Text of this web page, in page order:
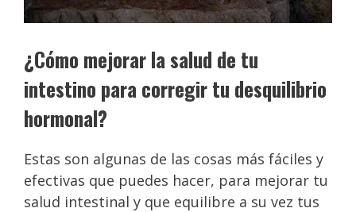
¿Cómo mejorar la salud de tu
intestino para corregir tu desquilibrio
hormonal?
Estas son algunas de las cosas más fáciles y
efectivas que puedes hacer, para mejorar tu
salud intestinal y que equilibre a su vez tus